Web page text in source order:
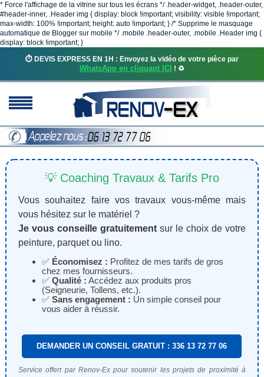
* Force l'affichage de la vitrine sur tous les écrans */ .header-widget, .header-outer,
#header-inner, .Header img { display: block !important; visibility: visible !important;
max-width: 100% !important; height: auto !important; } /* Supprime le masquage
automatique de Blogger sur mobile */ .mobile .header-outer, .mobile .Header img {
display: block !important; }
⏱️ DEVIS EXPRESS EN 1H : Envoyez la vidéo de votre pièce par
WhatsApp en cliquant ICI ! ♻️
💡 Coaching Travaux & Tarifs Pro
Vous souhaitez faire vos travaux vous-même mais
vous hésitez sur le matériel ?
Je vous conseille gratuitementsur le choix de votre
peinture, parquet ou lino.
✅ Économisez : Profitez de mes tarifs de gros
chez mes fournisseurs.
✅ Qualité : Accédez aux produits pros
(Seigneurie, Tollens, etc.).
✅ Sans engagement : Un simple conseil pour
vous aider à réussir.
DEMANDER UN CONSEIL GRATUIT : 336 13 72 77 06
Service offert par Renov-Ex pour soutenir les projets de proximité à